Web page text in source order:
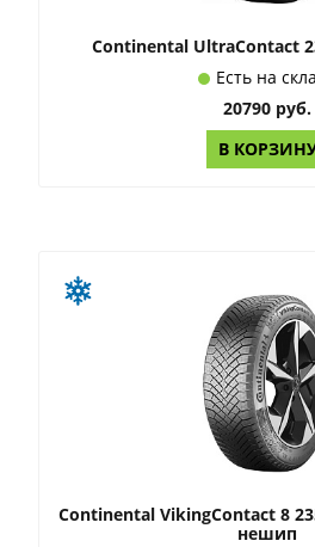
Continental UltraContact
Есть на
20790 руб.
В
Continental VikingContact 8
нешип